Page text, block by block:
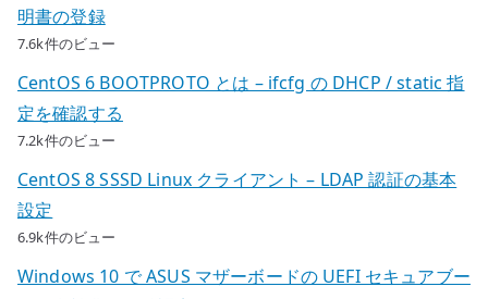
明書の登録
7.6k件のビュー
CentOS 6 BOOTPROTO とは – ifcfg の DHCP / static 指
定を確認する
7.2k件のビュー
CentOS 8 SSSD Linux クライアント – LDAP 認証の基本
設定
6.9k件のビュー
Windows 10 で ASUS マザーボードの UEFI セキュアブー